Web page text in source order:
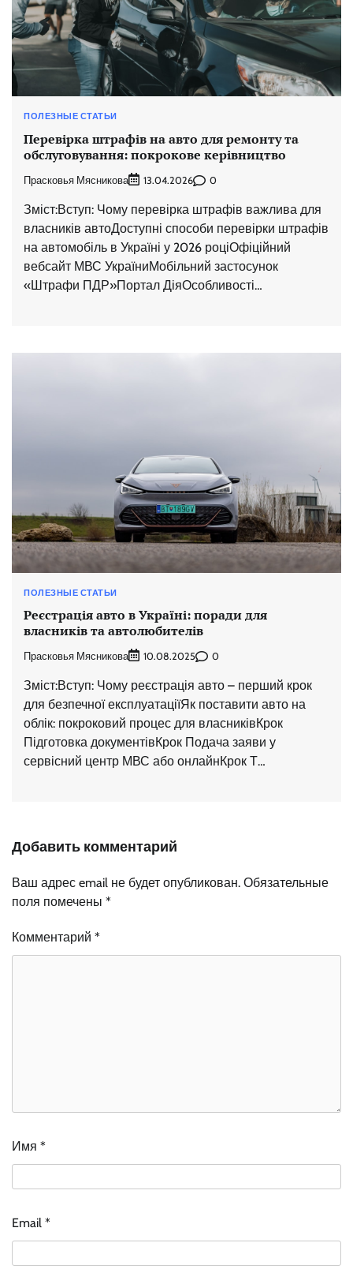
ПОЛЕЗНЫЕ СТАТЬИ
Перевірка штрафів на авто для ремонту та
обслуговування: покрокове керівництво
Прасковья Мясникова 13.04.2026 0
Зміст:Вступ: Чому перевірка штрафів важлива для
власників автоДоступні способи перевірки штрафів
на автомобіль в Україні у 2026 роціОфіційний
вебсайт МВС УкраїниМобільний застосунок
«Штрафи ПДР»Портал ДіяОсобливості…
ПОЛЕЗНЫЕ СТАТЬИ
Реєстрація авто в Україні: поради для
власників та автолюбителів
Прасковья Мясникова 10.08.2025 0
Зміст:Вступ: Чому реєстрація авто – перший крок
для безпечної експлуатаціїЯк поставити авто на
облік: покроковий процес для власниківКрок
Підготовка документівКрок Подача заяви у
сервісний центр МВС або онлайнКрок Т…
Добавить комментарий
Ваш адрес email не будет опубликован. Обязательные
поля помечены *
Комментарий *
Имя *
Email *